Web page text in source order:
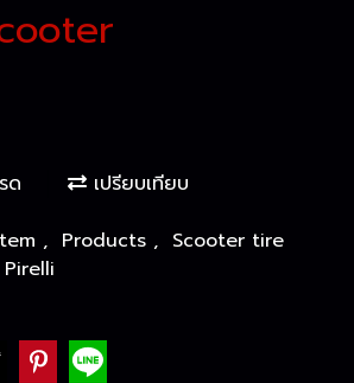
ด
เปรียบเทียบ
, Products , Scooter tire
Pirelli